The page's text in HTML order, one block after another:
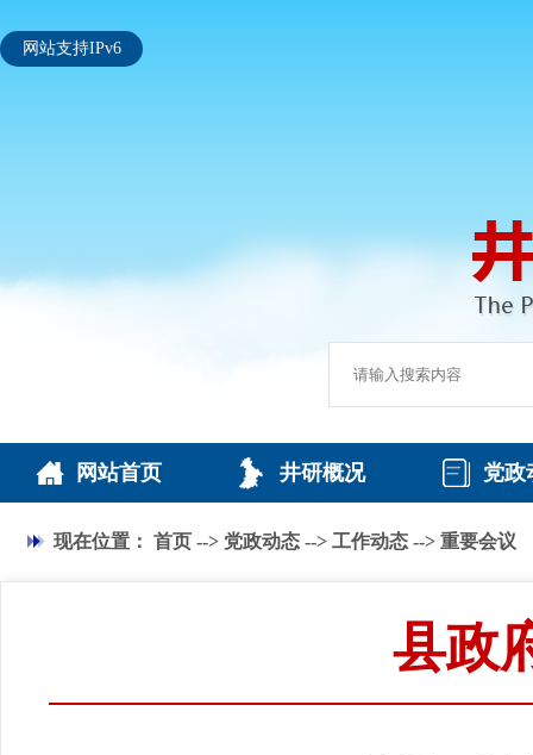
网站支持IPv6
网站首页 井研概况 党政
现在位置： 首页 --> 党政动态 --> 工作动态 --> 重要会议
县政